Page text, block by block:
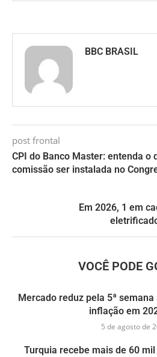
BBC BRASIL
post frontal
CPI do Banco Master: entenda o
comissão ser instalada no
Em 2026, 1 em
VOCÊ PODE
Mercado reduz pela 5ª
inflação em
5 de agosto de
Turquia recebe mais de 60